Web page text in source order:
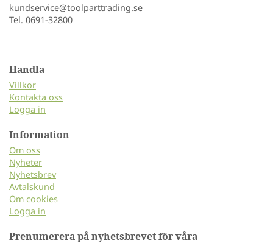
kundservice@toolparttrading.se
Tel. 0691-32800
Handla
Villkor
Kontakta oss
Logga in
Information
Om oss
Nyheter
Nyhetsbrev
Avtalskund
Om cookies
Logga in
Prenumerera på nyhetsbrevet för våra